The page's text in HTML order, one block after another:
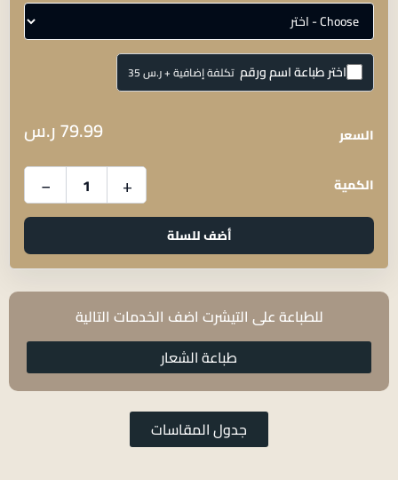
اختر طباعة اسم ورقم تكلفة إضافية + ⁦ر.س 35⁩
اختياري
اختياري
ر.س79.99 السعر
− + الكمية
أضف للسلة
للطباعة على التيشرت اضف الخدمات التالية
طباعة الشعار
جدول المقاسات